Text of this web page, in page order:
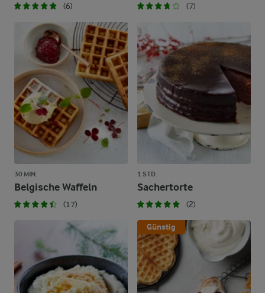
(6) (7)
30 MIN.
Belgische Waffeln
(17)
1 STD.
Sachertorte
(2)
Günstig